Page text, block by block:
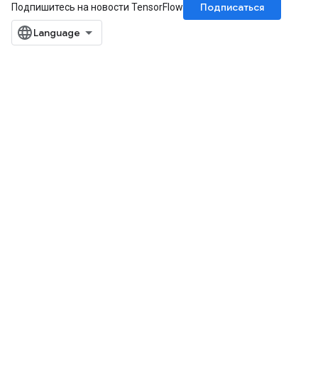
Подпишитесь на новости TensorFlow
Подписаться